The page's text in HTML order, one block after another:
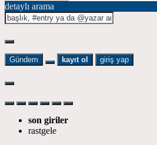
detaylı arama
Gündem kayıt ol giriş yap
son giriler
rastgele